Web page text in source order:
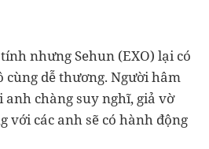
nhưng Sehun (EXO) lại có
dễ thương. Người hâm
chàng suy nghĩ, giả vờ
với các anh sẽ có hành động